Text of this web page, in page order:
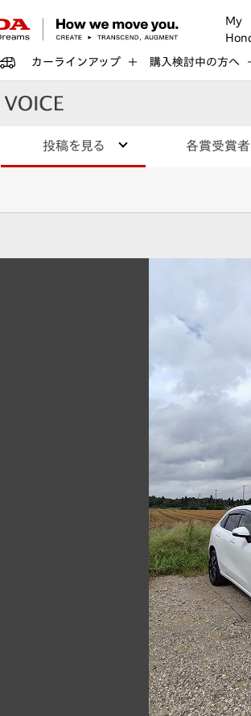
My
カーラインアップ 購入検討中の方へ
投稿を見る 各賞受賞者